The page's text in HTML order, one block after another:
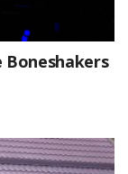
Boneshakers